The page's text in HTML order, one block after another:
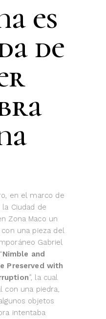
es
de
en el marco de
Ciudad de
Zona Maco un
una pieza del
Gabriel
Nimble and
Preserved with
”, la cual
con una piedra,
objetos
intentaba